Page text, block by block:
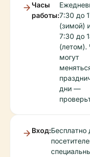
Часы
работы:7:30 до
(зимой)
7:30 до
(летом).
могут
дни —
Вход:Бесплатно